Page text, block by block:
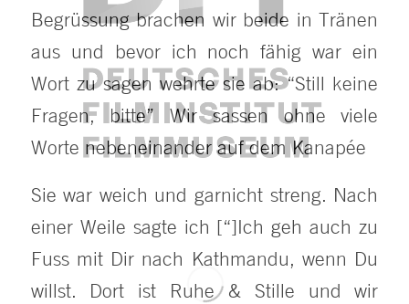
Begrüssung brachen wir beide in Tränen
aus und bevor ich noch fähig war ein
Wort zu sagen wehrte sie ab: “Still keine
Fragen, bitte” Wir sassen ohne viele
Worte nebeneinander auf dem Kanapée
Sie war weich und garnicht streng. Nach
einer Weile sagte ich [“]Ich geh auch zu
Fuss mit Dir nach Kathmandu, wenn Du
willst. Dort ist Ruhe & Stille und wir